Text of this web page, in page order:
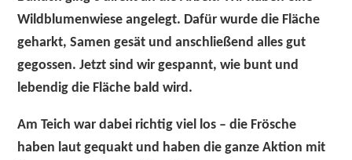
Wildblumenwiese angelegt. Dafür wurde die Fläche
geharkt, Samen gesät und anschließend alles gut
gegossen. Jetzt sind wir gespannt, wie bunt und
lebendig die Fläche bald wird.
Am Teich war dabei richtig viel los – die Frösche
haben laut gequakt und haben die ganze Aktion mit